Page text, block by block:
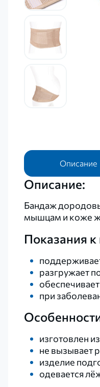
Описание
Описание:
Бандаж
мышцам и коже
Показания
разгружает
при
изготовлен
не вызывает
изделие
одевается